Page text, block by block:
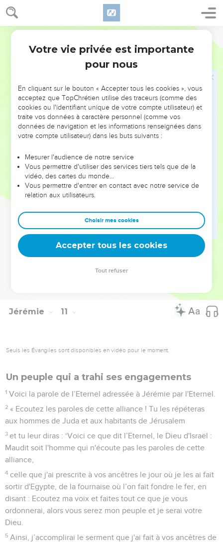
Jérémie 10
Ma tente est dévastée, tous mes cordages sont coupés.
Mes fils m'ont quittée, ils ne sont plus là. Je n'ai personne qui
dresse de nouveau ma tente, qui relève mes abris en toile. »
Jérémie
C’est que les bergers ont été stupides : ils n'ont pas
cherché l'Eternel. Voilà pourquoi ils n'ont pas agi
intelligemment, voilà pourquoi tous leurs troupeaux sont
dispersés.
C’est le bruit d’une rumeur, elle arrive, c'est un grand
tremblement qui vient du pays du nord pour réduire les villes
Jérémie prie au nom de son peuple
Je sais, Eternel, que l’être humain n’a pas autorité sur la
voie qu’il suit. Ce n'est pas à l'homme qui marche de diriger
ses pas.
Corrige-moi, Eternel, mais dans une juste mesure et non
dans ta colère ! Sinon, tu m’affaiblirais trop.
Déverse ta fureur sur les nations qui ne te connaissent
pas, sur les peuples qui ne font pas appel à toi ! En effet, ils
Jérémie 11
Seuls les Évangiles sont disponibles en vidéo pour le moment.
Un peuple qui a trahi ses engagements
1 Voici la parole de l’Eternel adressée à Jérémie par l'Eternel.
2 « Ecoutez les paroles de cette alliance ! Tu les répéteras
aux hommes de Juda et aux habitants de Jérusalem
3 et tu leur diras : ‘Voici ce que dit l’Eternel, le Dieu d'Israël :
Maudit soit l'homme qui n'écoute pas les paroles de cette
alliance,
4 celle que j'ai prescrite à vos ancêtres le jour où je les ai fait
sortir d'Egypte, de la fournaise où l’on fait fondre le fer, en
disant : Ecoutez ma voix et faites tout ce que je vous
ordonnerai, alors vous serez mon peuple et je serai votre
Dieu.
5 Ainsi, j’accomplirai le serment que j'ai fait à vos ancêtres de
Votre vie privée est importante
pour nous
En cliquant sur le bouton « Accepter tous les cookies », vous
acceptez que TopChrétien utilise des traceurs (comme des
cookies ou l'identifiant unique de votre compte utilisateur) et
traite vos données à caractère personnel (comme vos
données de navigation et les informations renseignées dans
votre compte utilisateur) dans les buts suivants :
Mesurer l'audience de notre service
Vous permettre d'utiliser des services tiers tels que de la
vidéo, des cartes du monde…
Vous permettre d'entrer en contact avec notre service de
relation aux utilisateurs.
Choisir mes cookies
Accepter tous les cookies
Tout refuser